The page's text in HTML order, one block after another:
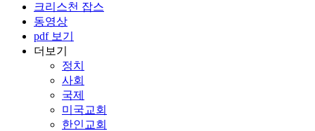
크리스천 잡스
동영상
pdf 보기
더보기
정치
사회
국제
미국교회
한인교회